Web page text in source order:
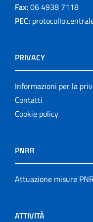
Fax: 06 4938 7118
PEC:
PRIVACY
Informazioni per la
Contatti
Cookie policy
PNRR
Attuazione misure
ATTIVITÀ